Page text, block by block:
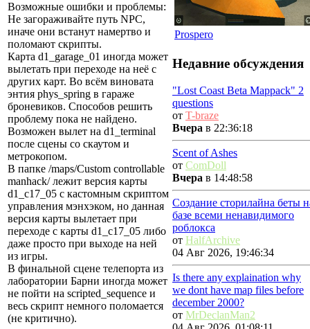
Возможные ошибки и проблемы:
Не загораживайте путь NPC,
иначе они встанут намертво и
поломают скрипты.
Карта d1_garage_01 иногда может
вылетать при переходе на неё с
других карт. Во всём виновата
энтия phys_spring в гараже
броневиков. Способов решить
проблему пока не найдено.
Возможен вылет на d1_terminal
после сцены со скаутом и
метрокопом.
В папке /maps/Custom controllable
manhack/ лежит версия карты
d1_c17_05 с кастомным скриптом
управления мэнхэком, но данная
версия карты вылетает при
переходе с карты d1_c17_05 либо
даже просто при выходе на ней
из игры.
В финальной сцене телепорта из
лаборатории Барни иногда может
не пойти на scripted_sequence и
весь скрипт немного поломается
(не критично).
Prospero
Недавние обсуждения
"Lost Coast Beta Mappack" 2
questions
от T-braze
Вчера в 22:36:18
Scent of Ashes
от ComDoll
Вчера в 14:48:58
Создание сторилайна беты
базе всеми ненавидимого
роблокса
от HalfArchive
04 Авг 2026, 19:46:34
Is there any explaination why
we dont have map files before
december 2000?
от MrDeclanMan2